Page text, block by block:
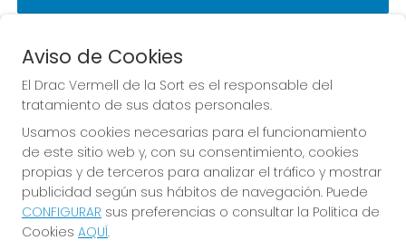
Imagen anterior
EL DRAC VERMELL DE LA SORT
¿Quiénes somos?
Comprar lotería
Aviso de Cookies
El Drac Vermell de la Sort es el responsable del
tratamiento de sus datos personales.
Usamos cookies necesarias para el funcionamiento
de este sitio web y, con su consentimiento, cookies
propias y de terceros para analizar el tráfico y mostrar
publicidad según sus hábitos de navegación. Puede
CONFIGURAR sus preferencias o consultar la Política de
Cookies AQUÍ.